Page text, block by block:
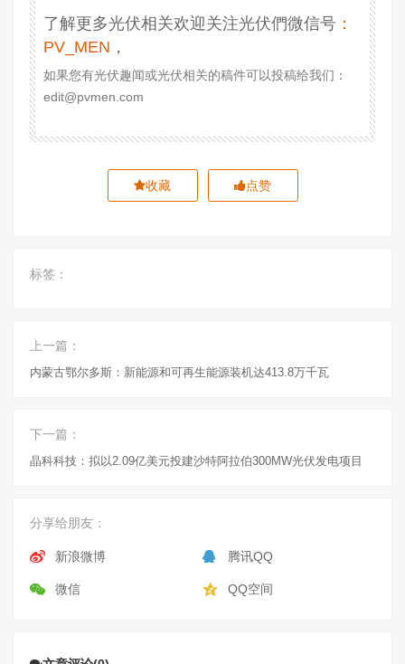
了解更多光伏相关欢迎关注光伏們微信号 ：
PV_MEN ，
如果您有光伏趣闻或光伏相关的稿件可以投稿给我们：
edit@pvmen.com
收藏 点赞
标签：
上一篇：
内蒙古鄂尔多斯：新能源和可再生能源装机达413.8万千瓦
下一篇：
晶科科技：拟以2.09亿美元投建沙特阿拉伯300MW光伏发电项目
分享给朋友：
新浪微博 腾讯QQ
微信 QQ空间